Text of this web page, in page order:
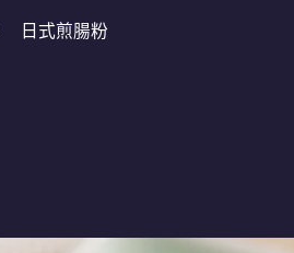
日式煎腸粉